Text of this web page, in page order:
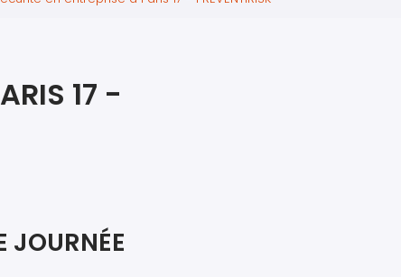
17 -
JOURNÉE